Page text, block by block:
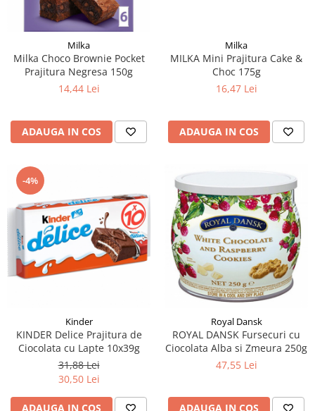
Milka
Milka Choco Brownie Pocket
Prajitura Negresa 150g
14,44 Lei
ADAUGA IN COS
Milka
MILKA Mini Prajitura Cake &
Choc 175g
16,47 Lei
ADAUGA IN COS
-4%
Kinder
KINDER Delice Prajitura de
Ciocolata cu Lapte 10x39g
31,88 Lei
30,50 Lei
ADAUGA IN COS
Royal Dansk
ROYAL DANSK Fursecuri cu
Ciocolata Alba si Zmeura 250g
47,55 Lei
ADAUGA IN COS